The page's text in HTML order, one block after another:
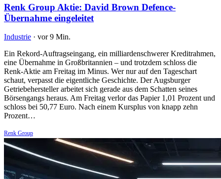
Renk Group Aktie: David Brown Defence-
Übernahme eingeleitet
Industrie · vor 9 Min.
Ein Rekord-Auftragseingang, ein milliardenschwerer Kreditrahmen,
eine Übernahme in Großbritannien – und trotzdem schloss die
Renk-Aktie am Freitag im Minus. Wer nur auf den Tageschart
schaut, verpasst die eigentliche Geschichte. Der Augsburger
Getriebehersteller arbeitet sich gerade aus dem Schatten seines
Börsengangs heraus. Am Freitag verlor das Papier 1,01 Prozent und
schloss bei 50,77 Euro. Nach einem Kursplus von knapp zehn
Prozent…
Renk Group